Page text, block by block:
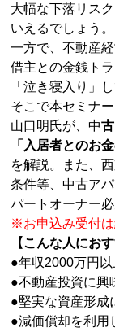
大幅な下落リス
いえるでしょう。
一方で、不動産
借主との金銭ト
「泣き寝入り」
そこで本セミナ
山口明氏が、中
「入居者とのお
を解説。また、
条件等、中古ア
パートオーナー
※お申込み受付は
【こんな人におす
●年収2000万円
●不動産投資に興
●堅実な資産形成
●減価償却を利用